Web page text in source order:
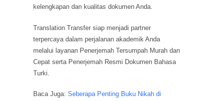
kelengkapan dan kualitas dokumen Anda.
Translation Transfer siap menjadi partner
terpercaya dalam perjalanan akademik Anda
melalui layanan Penerjemah Tersumpah Murah dan
Cepat serta Penerjemah Resmi Dokumen Bahasa
Turki.
Baca Juga:Seberapa Penting Buku Nikah di